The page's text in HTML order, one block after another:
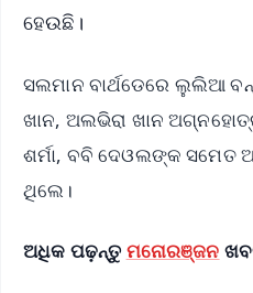
ହେଉଛି।
ସଲମାନ ବାର୍ଥଡେରେ ଲୁଲିଆ
ଖାନ, ଅଲଭିରା ଖାନ
ଶର୍ମା, ବବି ଦେଓଲଙ୍କ
ଥିଲେ।
ଅଧିକ ପଢ଼ନ୍ତୁ ମନୋରଞ୍ଜନ